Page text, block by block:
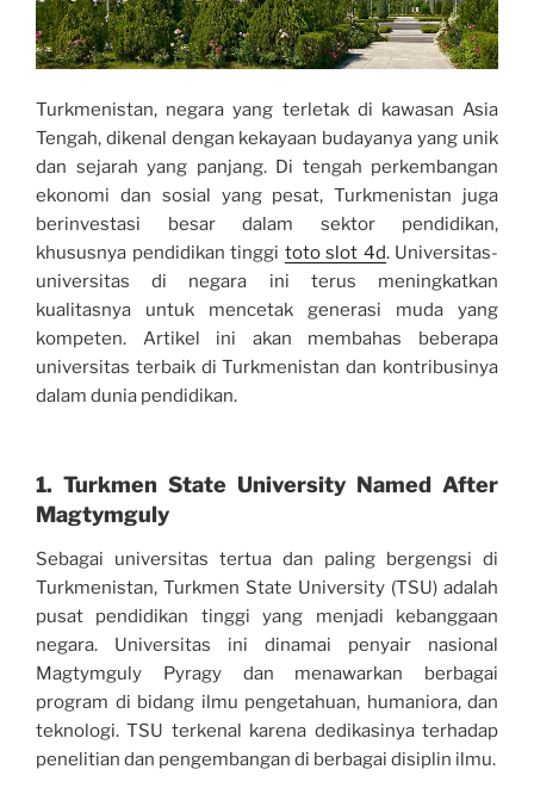
Turkmenistan, negara yang terletak di kawasan Asia
Tengah, dikenal dengan kekayaan budayanya yang unik
dan sejarah yang panjang. Di tengah perkembangan
ekonomi dan sosial yang pesat, Turkmenistan juga
berinvestasi besar dalam sektor pendidikan,
khususnya pendidikan tinggi toto slot 4d. Universitas-
universitas di negara ini terus meningkatkan
kualitasnya untuk mencetak generasi muda yang
kompeten. Artikel ini akan membahas beberapa
universitas terbaik di Turkmenistan dan kontribusinya
dalam dunia pendidikan.
1. Turkmen State University Named After
Magtymguly
Sebagai universitas tertua dan paling bergengsi di
Turkmenistan, Turkmen State University (TSU) adalah
pusat pendidikan tinggi yang menjadi kebanggaan
negara. Universitas ini dinamai penyair nasional
Magtymguly Pyragy dan menawarkan berbagai
program di bidang ilmu pengetahuan, humaniora, dan
teknologi. TSU terkenal karena dedikasinya terhadap
penelitian dan pengembangan di berbagai disiplin ilmu.